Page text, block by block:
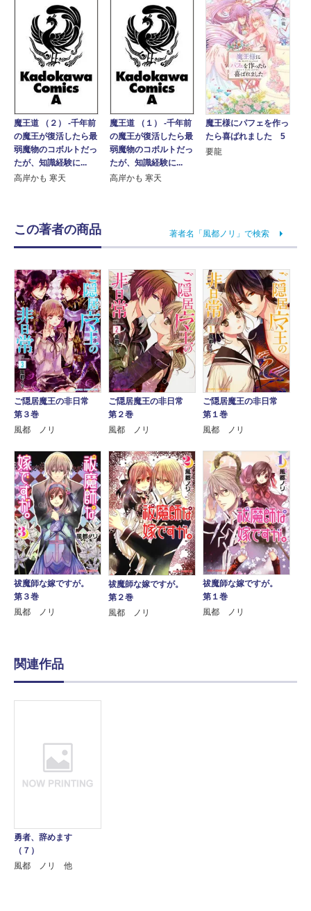
魔王道 （２） ‐千年前
の魔王が復活したら最
弱魔物のコボルトだっ
たが、知識経験に...
高岸かも 寒天
魔王道 （１） ‐千年前
の魔王が復活したら最
弱魔物のコボルトだっ
たが、知識経験に...
高岸かも 寒天
魔王様にパフェを作っ
たら喜ばれました 5
要龍
この著者の商品 著者名「風都ノリ」で検索
ご隠居魔王の非日常
第３巻
風都 ノリ
ご隠居魔王の非日常
第２巻
風都 ノリ
ご隠居魔王の非日常
第１巻
風都 ノリ
祓魔師な嫁ですが。
第３巻
風都 ノリ
祓魔師な嫁ですが。
第２巻
風都 ノリ
祓魔師な嫁ですが。
第１巻
風都 ノリ
関連作品
勇者、辞めます
（７）
風都 ノリ 他